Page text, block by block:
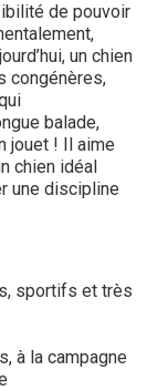
de pouvoir
un chien
congénères,
balade,
jouet ! Il aime
chien idéal
une discipline
sportifs et très
à la campagne